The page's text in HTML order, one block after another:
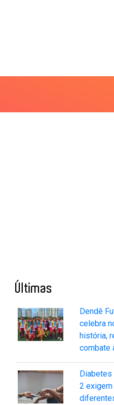
Últimas
Dendê
celebra
história,
combate
2